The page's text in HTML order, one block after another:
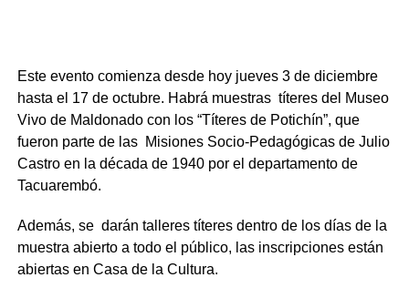
Este evento comienza desde hoy jueves 3 de diciembre
hasta el 17 de octubre. Habrá muestras títeres del Museo
Vivo de Maldonado con los “Títeres de Potichín”, que
fueron parte de las Misiones Socio-Pedagógicas de Julio
Castro en la década de 1940 por el departamento de
Tacuarembó.
Además, se darán talleres títeres dentro de los días de la
muestra abierto a todo el público, las inscripciones están
abiertas en Casa de la Cultura.